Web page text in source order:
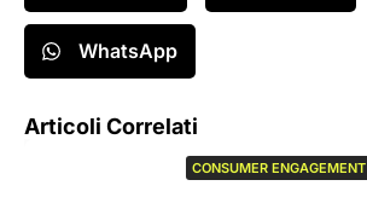
WhatsApp
Articoli Correlati
CONSUMER ENGAGEMENT